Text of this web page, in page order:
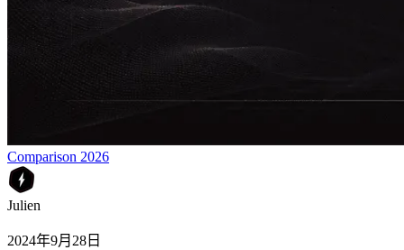
Comparison 2026
Julien
2024年9月28日